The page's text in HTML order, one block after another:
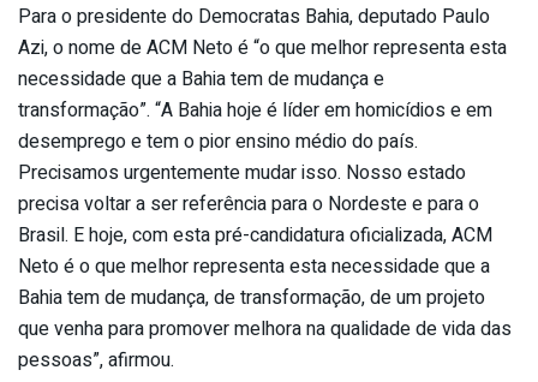
Para o presidente do Democratas Bahia, deputado Paulo
Azi, o nome de ACM Neto é “o que melhor representa esta
necessidade que a Bahia tem de mudança e
transformação”. “A Bahia hoje é líder em homicídios e em
desemprego e tem o pior ensino médio do país.
Precisamos urgentemente mudar isso. Nosso estado
precisa voltar a ser referência para o Nordeste e para o
Brasil. E hoje, com esta pré-candidatura oficializada, ACM
Neto é o que melhor representa esta necessidade que a
Bahia tem de mudança, de transformação, de um projeto
que venha para promover melhora na qualidade de vida das
pessoas”, afirmou.